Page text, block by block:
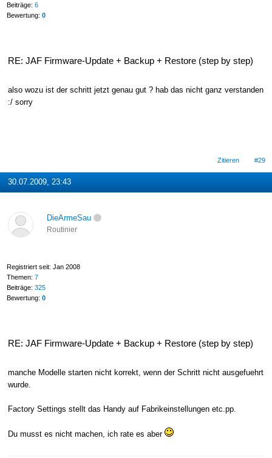
Beiträge: 6
Bewertung: 0
RE: JAF Firmware-Update + Backup + Restore (step by step)
also wozu ist der schritt jetzt genau gut ? hab das nicht ganz verstanden
:/ sorry
Zitieren #29
30.07.2009, 23:43
DieArmeSau
Routinier
Registriert seit: Jan 2008
Themen: 7
Beiträge: 325
Bewertung: 0
RE: JAF Firmware-Update + Backup + Restore (step by step)
manche Modelle starten nicht korrekt, wenn der Schritt nicht ausgefuehrt
wurde.
Factory Settings stellt das Handy auf Fabrikeinstellungen etc.pp.
Du musst es nicht machen, ich rate es aber